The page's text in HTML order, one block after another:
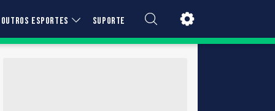
OUTROS ESPORTES SUPORTE